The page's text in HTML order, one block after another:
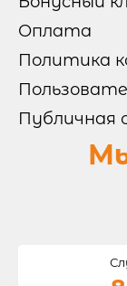
РОЛЛЫ
ВОК
Оплата
Политика
Публичная